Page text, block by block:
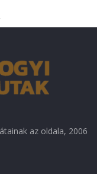
az oldala, 2006